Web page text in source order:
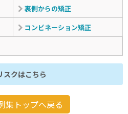
裏側からの矯正
コンビネーション矯正
スクはこちら
集トップへ戻る